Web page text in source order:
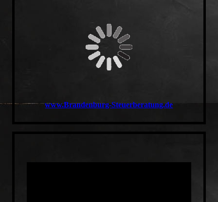
www.Brandenburg-Steuerberatung.de